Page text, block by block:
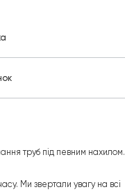
труб під певним нахилом.
Ми звертали увагу на всі